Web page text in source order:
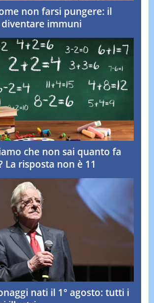
non farsi pungere: il
immuni
che non sai quanto fa
La risposta non è 11
nati il 1° agosto: tutti i